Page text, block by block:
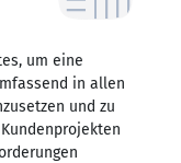
um eine
in allen
und zu